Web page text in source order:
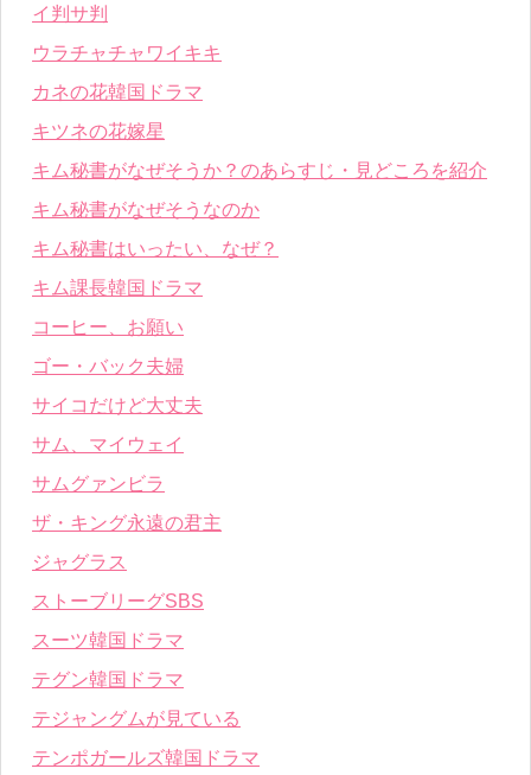
イ判サ判
ウラチャチャワイキキ
カネの花韓国ドラマ
キツネの花嫁星
キム秘書がなぜそうか？のあらすじ・見どころを紹介
キム秘書がなぜそうなのか
キム秘書はいったい、なぜ？
キム課長韓国ドラマ
コーヒー、お願い
ゴー・バック夫婦
サイコだけど大丈夫
サム、マイウェイ
サムグァンビラ
ザ・キング永遠の君主
ジャグラス
ストーブリーグSBS
スーツ韓国ドラマ
テグン韓国ドラマ
テジャングムが見ている
テンポガールズ韓国ドラマ